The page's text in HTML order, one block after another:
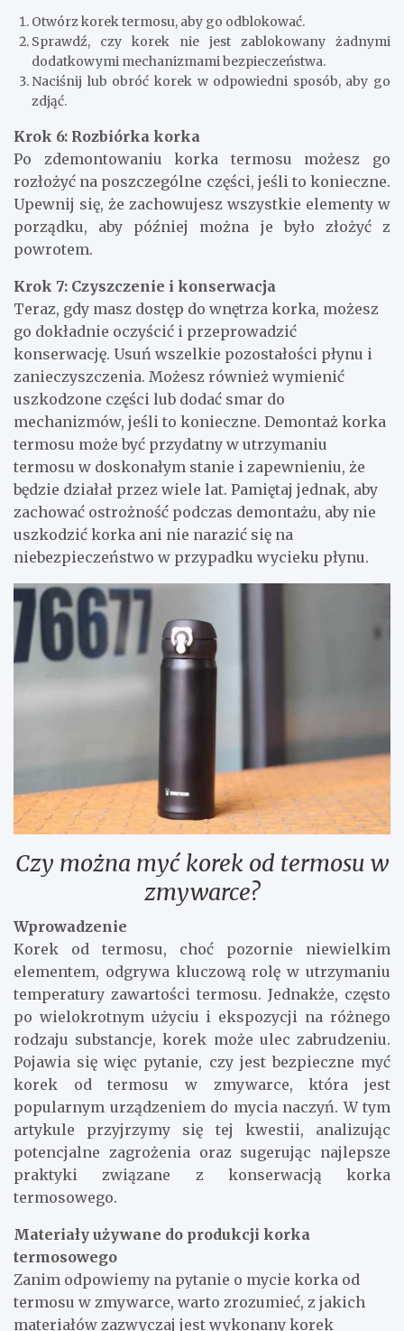
Otwórz korek termosu, aby go odblokować.
Sprawdź, czy korek nie jest zablokowany żadnymi
dodatkowymi mechanizmami bezpieczeństwa.
Naciśnij lub obróć korek w odpowiedni sposób, aby go
zdjąć.
Krok 6: Rozbiórka korka
Po zdemontowaniu korka termosu możesz go
rozłożyć na poszczególne części, jeśli to konieczne.
Upewnij się, że zachowujesz wszystkie elementy w
porządku, aby później można je było złożyć z
powrotem.
Krok 7: Czyszczenie i konserwacja
Teraz, gdy masz dostęp do wnętrza korka, możesz
go dokładnie oczyścić i przeprowadzić
konserwację. Usuń wszelkie pozostałości płynu i
zanieczyszczenia. Możesz również wymienić
uszkodzone części lub dodać smar do
mechanizmów, jeśli to konieczne. Demontaż korka
termosu może być przydatny w utrzymaniu
termosu w doskonałym stanie i zapewnieniu, że
będzie działał przez wiele lat. Pamiętaj jednak, aby
zachować ostrożność podczas demontażu, aby nie
uszkodzić korka ani nie narazić się na
niebezpieczeństwo w przypadku wycieku płynu.
Czy można myć korek od termosu w
zmywarce?
Wprowadzenie
Korek od termosu, choć pozornie niewielkim
elementem, odgrywa kluczową rolę w utrzymaniu
temperatury zawartości termosu. Jednakże, często
po wielokrotnym użyciu i ekspozycji na różnego
rodzaju substancje, korek może ulec zabrudzeniu.
Pojawia się więc pytanie, czy jest bezpieczne myć
korek od termosu w zmywarce, która jest
popularnym urządzeniem do mycia naczyń. W tym
artykule przyjrzymy się tej kwestii, analizując
potencjalne zagrożenia oraz sugerując najlepsze
praktyki związane z konserwacją korka
termosowego.
Materiały używane do produkcji korka
termosowego
Zanim odpowiemy na pytanie o mycie korka od
termosu w zmywarce, warto zrozumieć, z jakich
materiałów zazwyczaj jest wykonany korek